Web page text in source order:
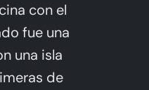
con el
fue una
una isla
de